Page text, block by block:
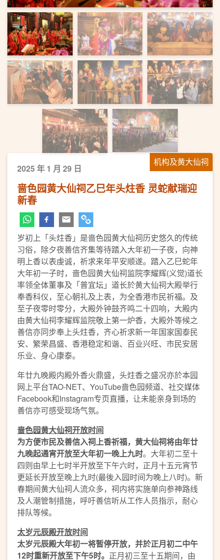
机构及黄大仙祠
2025 年 1 月 29 日
啬色园黄大仙祠乙巳年头炷香 灵蛇献瑞迎
新春
岁初上「头炷香」是啬色园黄大仙祠历史悠久的传统
习俗，除夕夜善信齐集等待踏入大年初一子夜，向神
明上香以表虔诚，祈求来年平安顺遂。踏入乙巳蛇年
大年初一子时，啬色园黄大仙祠监院李耀辉(义觉)道长
率领全体董事及「普宜坛」道长於黄大仙祠大殿举行
奉香科仪，至心朝礼及上表，为全香港市民祈福。及
至子夜零时零分，大殿外钟鼓齐鸣二十四响，大殿内
由黄大仙祠李耀辉监院敬上第一炉香，大殿外等候之
善信亦同步奉上头炷香，齐心祈求新一年国家国泰民
安、繁荣昌盛、香港稳定和谐、百业兴旺、市民安居
乐业、身心康泰。
年廿九晚殿内殿外香火鼎盛，头炷香之盛况亦於本园
网上平台TAO-NET、YouTube啬色园频道、社交媒体
Facebook和Instagram专页直播，让未能亲身到场的
善信亦可感受现场气氛。
啬色园黄大仙祠开放时间
为方便市民及善信入祠上香祈福，黄大仙祠将由年廿
九晚起通宵开放至大年初一晚上九时。大年初二至十
四则由早上七时半开放至下午六时，正月十五元宵节
更延长开放至晚上九时(最後入园时间为晚上八时)。新
春期间黄大仙祠人流众多，祠内将实施单向参神路线
及人潮管制措施，呼吁善信听从工作人员指示，耐心
排队等候。
太岁元辰殿开放时间
太岁元辰殿大年初一将暂停开放，并於正月初二中午
12时重新开放至下午5时。 正月初三至十五期间，由